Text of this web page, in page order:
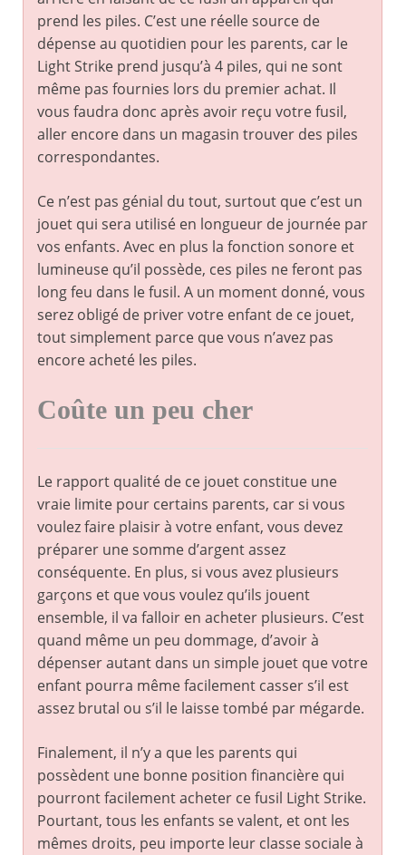
prend les piles. C’est une réelle source de
dépense au quotidien pour les parents, car le
Light Strike prend jusqu’à 4 piles, qui ne sont
même pas fournies lors du premier achat. Il
vous faudra donc après avoir reçu votre fusil,
aller encore dans un magasin trouver des piles
correspondantes.
Ce n’est pas génial du tout, surtout que c’est un
jouet qui sera utilisé en longueur de journée par
vos enfants. Avec en plus la fonction sonore et
lumineuse qu’il possède, ces piles ne feront pas
long feu dans le fusil. A un moment donné, vous
serez obligé de priver votre enfant de ce jouet,
tout simplement parce que vous n’avez pas
encore acheté les piles.
Coûte un peu cher
Le rapport qualité de ce jouet constitue une
vraie limite pour certains parents, car si vous
voulez faire plaisir à votre enfant, vous devez
préparer une somme d’argent assez
conséquente. En plus, si vous avez plusieurs
garçons et que vous voulez qu’ils jouent
ensemble, il va falloir en acheter plusieurs. C’est
quand même un peu dommage, d’avoir à
dépenser autant dans un simple jouet que votre
enfant pourra même facilement casser s’il est
assez brutal ou s’il le laisse tombé par mégarde.
Finalement, il n’y a que les parents qui
possèdent une bonne position financière qui
pourront facilement acheter ce fusil Light Strike.
Pourtant, tous les enfants se valent, et ont les
mêmes droits, peu importe leur classe sociale à